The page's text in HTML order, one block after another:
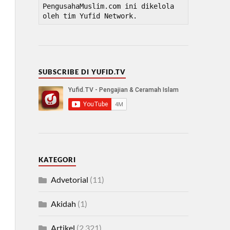
PengusahaMuslim.com ini dikelola
oleh tim Yufid Network.
SUBSCRIBE DI YUFID.TV
KATEGORI
Advetorial (11)
Akidah (1)
Artikel (2,321)